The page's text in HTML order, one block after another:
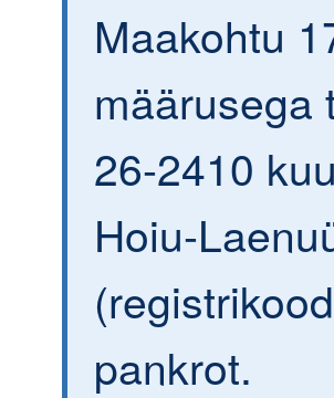
Maakohtu
määrusega
26-2410
Hoiu-
pankrot.